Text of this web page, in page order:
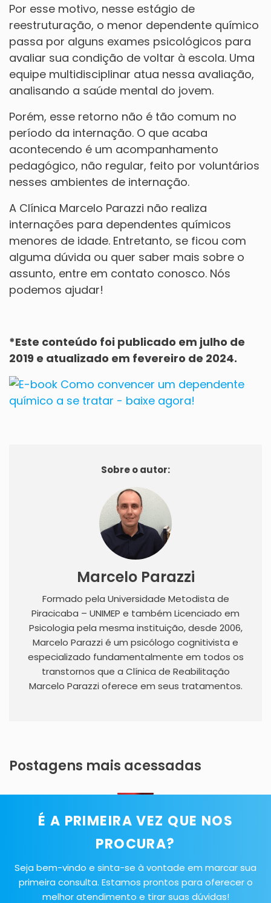
Por esse motivo, nesse estágio de
reestruturação, o menor dependente químico
passa por alguns exames psicológicos para
avaliar sua condição de voltar à escola. Uma
equipe multidisciplinar atua nessa avaliação,
analisando a saúde mental do jovem.
Porém, esse retorno não é tão comum no
período da internação. O que acaba
acontecendo é um acompanhamento
pedagógico, não regular, feito por voluntários
nesses ambientes de internação.
A Clínica Marcelo Parazzi não realiza
internações para dependentes químicos
menores de idade. Entretanto, se ficou com
alguma dúvida ou quer saber mais sobre o
assunto, entre em contato conosco. Nós
podemos ajudar!
*Este conteúdo foi publicado em julho de
2019 e atualizado em fevereiro de 2024.
Sobre o autor:
Marcelo Parazzi
Formado pela Universidade Metodista de
Piracicaba – UNIMEP e também Licenciado em
Psicologia pela mesma instituição, desde 2006,
Marcelo Parazzi é um psicólogo cognitivista e
especializado fundamentalmente em todos os
transtornos que a Clínica de Reabilitação
Marcelo Parazzi oferece em seus tratamentos.
Postagens mais acessadas
É A PRIMEIRA VEZ QUE NOS
PROCURA?
Seja bem-vindo e sinta-se à vontade em marcar sua
primeira consulta. Estamos prontos para oferecer o
melhor atendimento e tirar suas dúvidas!